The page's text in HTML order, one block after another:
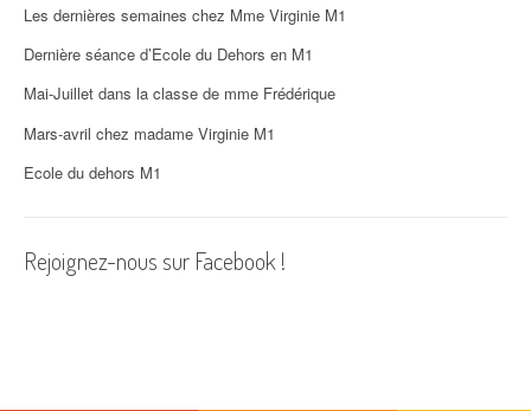
Les dernières semaines chez Mme Virginie M1
Dernière séance d’Ecole du Dehors en M1
Mai-Juillet dans la classe de mme Frédérique
Mars-avril chez madame Virginie M1
Ecole du dehors M1
Rejoignez-nous sur Facebook !